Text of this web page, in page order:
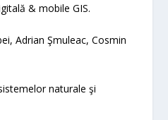
& mobile GIS.
Adrian Şmuleac, Cosmin
naturale şi